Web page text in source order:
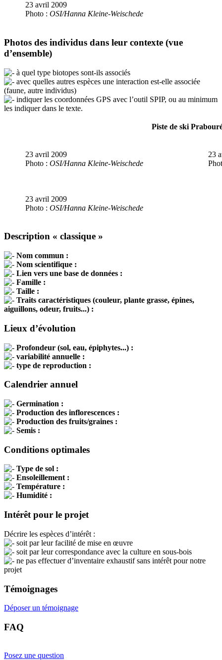
23 avril 2009
Photo : OSI/Hanna Kleine-Weischede
Photos des individus dans leur contexte (vue
d’ensemble)
à quel type biotopes sont-ils associés
avec quelles autres espèces une interaction est-elle associée
(faune, autre individus)
indiquer les coordonnées GPS avec l’outil SPIP, ou au minimum
les indiquer dans le texte.
Piste de ski
23 avril 2009
Photo : OSI/Hanna Kleine-Weischede
23
23 avril 2009
Photo : OSI/Hanna Kleine-Weischede
Description « classique »
Nom commun :
Nom scientifique :
Lien vers une base de données :
Famille :
Taille :
Traits caractéristiques (couleur, plante grasse, épines,
aiguillons, odeur, fruits...) :
Lieux d’évolution
Profondeur (sol, eau, épiphytes...) :
variabilité annuelle :
type de reproduction :
Calendrier annuel
Germination :
Production des inflorescences :
Production des fruits/graines :
Semis :
Conditions optimales
Type de sol :
Ensoleillement :
Température :
Humidité :
Intérêt pour le projet
Décrire les espèces d’intérêt :
soit par leur facilité de mise en œuvre
soit par leur correspondance avec la culture en sous-bois
ne pas effectuer d’inventaire exhaustif sans intérêt pour notre
projet
Témoignages
Déposer un témoignage
FAQ
Posez une question